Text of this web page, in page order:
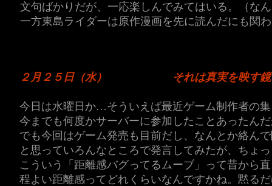
文句ばかりだが、一応楽しんでみてはいる。（な
一方東島ライダーは原作漫画を先に読んだにも関
２月２５日（水） それは真実を映す
今日は水曜日か…そういえば最近ゲーム制作者の
今までも何度かサーバーに参加したことあったん
でも今回はゲーム発売も目前だし、なんとか絡ん
と思っていろんなところで発言してみたが、ちょ
こういう「距離感バグってるムーブ」って昔から
程よい距離感ってどれくらいなんですかね。黙る